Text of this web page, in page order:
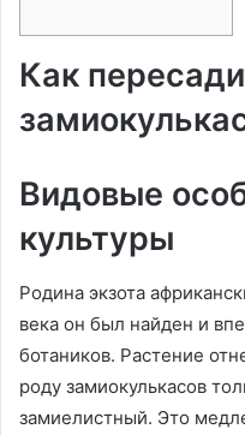
Как
Видовые
культуры
Родина экзота
века он был найден и
ботаников. Растение
роду замиокулькасов
замиелистный. Это